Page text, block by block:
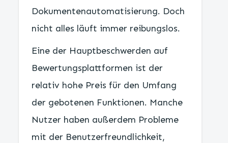
Dokumentenautomatisierung. Doch
nicht alles läuft immer reibungslos.
Eine der Hauptbeschwerden auf
Bewertungsplattformen ist der
relativ hohe Preis für den Umfang
der gebotenen Funktionen. Manche
Nutzer haben außerdem Probleme
mit der Benutzerfreundlichkeit,